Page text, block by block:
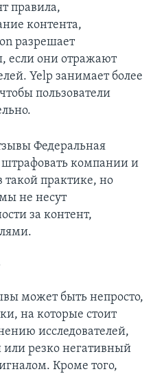
правила,
контента,
разрешает
если они отражают
Yelp занимает более
пользователи
Федеральная
компании и
практике, но
не несут
за контент,
может быть непросто,
на которые стоит
исследователей,
резко негативный
Кроме того,